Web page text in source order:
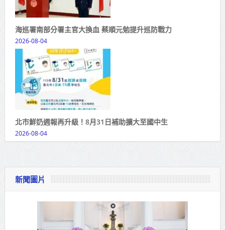
海巡署南部分署主官大換血 蔡順元勉提升巡防戰力
2026-08-04
北市鮮奶週報再升級！8月31日補助擴大至國中生
2026-08-04
新聞圖片